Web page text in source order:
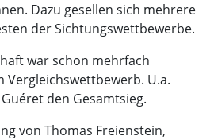
Dazu gesellen sich mehrere
der Sichtungswettbewerbe.
war schon mehrfach
Vergleichswettbewerb. U.a.
den Gesamtsieg.
von Thomas Freienstein,